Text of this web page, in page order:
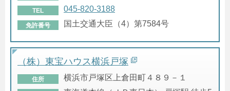
TEL 045-820-3188
免許番号 国土交通大臣（4）第7584号
（株）東宝ハウス横浜戸塚
住所 横浜市戸塚区上倉田町４８９－１